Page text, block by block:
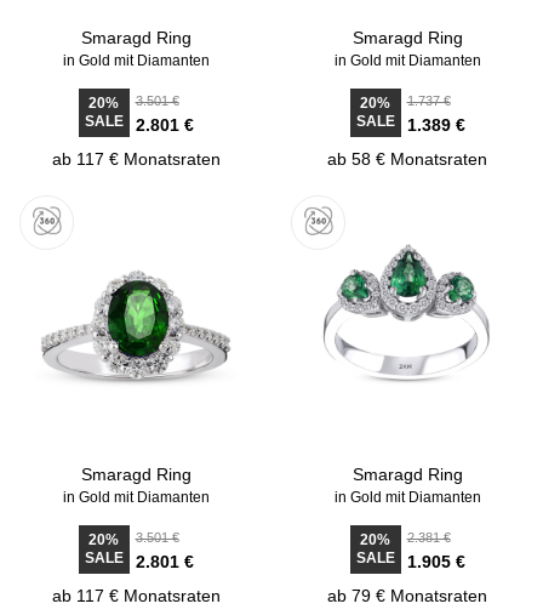
Smaragd Ring
in Gold mit Diamanten
20%
SALE
3.501 €
2.801 €
ab 117 € Monatsraten
Smaragd Ring
in Gold mit Diamanten
20%
SALE
1.737 €
1.389 €
ab 58 € Monatsraten
Smaragd Ring
in Gold mit Diamanten
20%
SALE
3.501 €
2.801 €
ab 117 € Monatsraten
Smaragd Ring
in Gold mit Diamanten
20%
SALE
2.381 €
1.905 €
ab 79 € Monatsraten